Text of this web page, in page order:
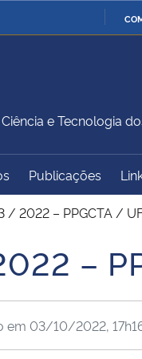
Ministério da Defesa
Ministério do
Desenvolvimento
Advocacia-Geral da
e Tecnologia
Publicações
/ 2022 – PPGCTA /
–
em 03/10/2022,